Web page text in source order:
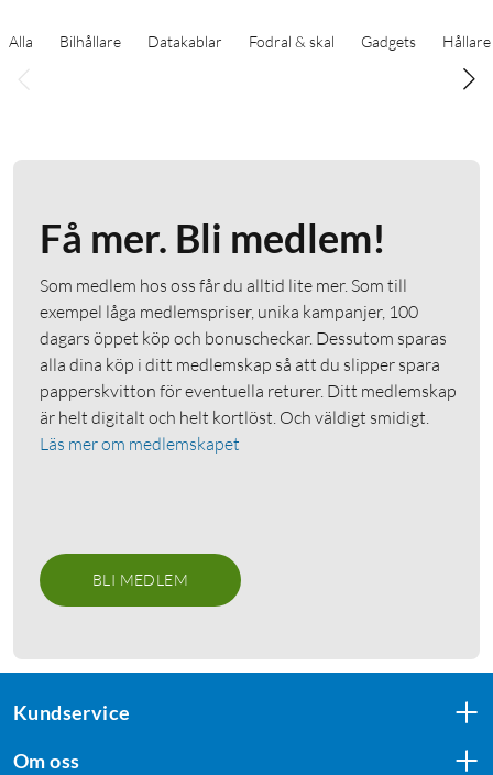
Alla Bilhållare Datakablar Fodral & skal Gadgets Hållare
Få mer. Bli medlem!
Som medlem hos oss får du alltid lite mer. Som till
exempel låga medlemspriser, unika kampanjer, 100
dagars öppet köp och bonuscheckar. Dessutom sparas
alla dina köp i ditt medlemskap så att du slipper spara
papperskvitton för eventuella returer. Ditt medlemskap
är helt digitalt och helt kortlöst. Och väldigt smidigt.
Läs mer om medlemskapet
BLI MEDLEM
Kundservice
Om oss